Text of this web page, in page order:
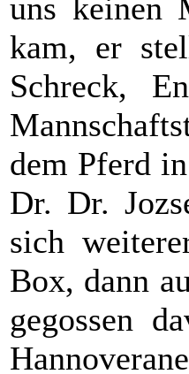
uns keinen
kam, er
Schreck,
dem Pferd
Dr. Dr.
sich
Box, dann
gegossen